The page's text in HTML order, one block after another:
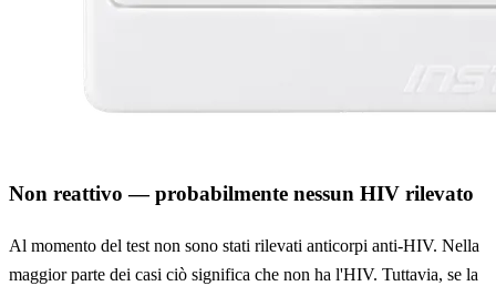
Non reattivo — probabilmente nessun HIV rilevato
Al momento del test non sono stati rilevati anticorpi anti-HIV. Nella
maggior parte dei casi ciò significa che non ha l'HIV. Tuttavia, se la